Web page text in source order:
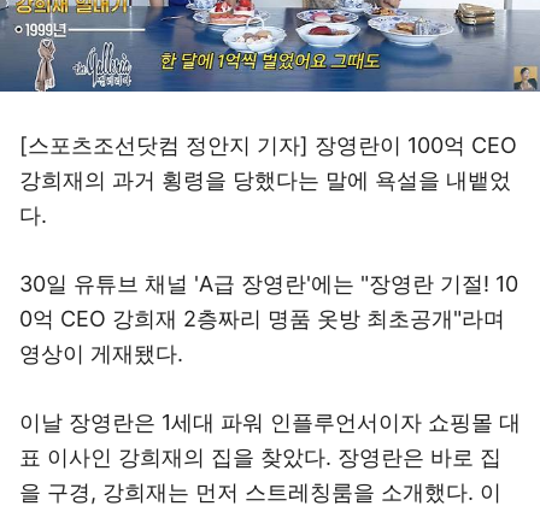
[스포츠조선닷컴 정안지 기자] 장영란이 100억 CEO
강희재의 과거 횡령을 당했다는 말에 욕설을 내뱉었
다.
30일 유튜브 채널 'A급 장영란'에는 "장영란 기절! 10
0억 CEO 강희재 2층짜리 명품 옷방 최초공개"라며
영상이 게재됐다.
이날 장영란은 1세대 파워 인플루언서이자 쇼핑몰 대
표 이사인 강희재의 집을 찾았다. 장영란은 바로 집
을 구경, 강희재는 먼저 스트레칭룸을 소개했다. 이